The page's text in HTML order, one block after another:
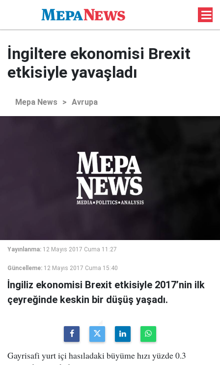
İngiltere ekonomisi Brexit
etkisiyle yavaşladı
Mepa News > Avrupa
Yayınlanma: 12 Mayıs 2017 Cuma 11:27
Güncelleme: 12 Mayıs 2017 Cuma 15:40
İngiliz ekonomisi Brexit etkisiyle 2017’nin ilk
çeyreğinde keskin bir düşüş yaşadı.
Gayrisafi yurt içi hasıladaki büyüme hızı yüzde 0.3